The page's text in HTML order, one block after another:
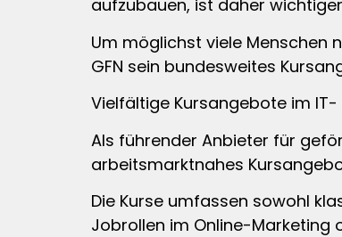
aufzubauen, ist daher
Um möglichst viele Menschen
GFN sein bundesweites
Vielfältige Kursangebote im
Als führender Anbieter für
arbeitsmarktnahes
Die Kurse umfassen sowohl
Jobrollen im Online-Marketing